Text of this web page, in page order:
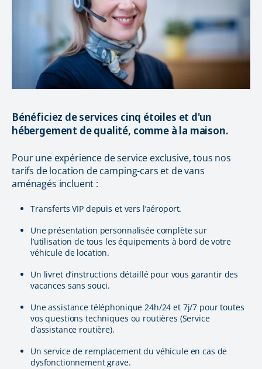
Bénéficiez de services cinq étoiles et d'un
hébergement de qualité, comme à la maison.
Pour une expérience de service exclusive, tous nos
tarifs de location de camping-cars et de vans
aménagés incluent :
Transferts VIP depuis et vers l’aéroport.
Une présentation personnalisée complète sur
l’utilisation de tous les équipements à bord de votre
véhicule de location.
Un livret d’instructions détaillé pour vous garantir des
vacances sans souci.
Une assistance téléphonique 24h/24 et 7j/7 pour toutes
vos questions techniques ou routières (Service
d’assistance routière).
Un service de remplacement du véhicule en cas de
dysfonctionnement grave.